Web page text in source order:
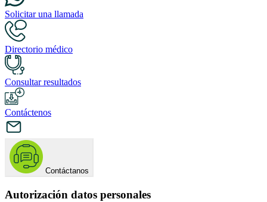
Solicitar una llamada
Directorio médico
Consultar resultados
Contáctenos
Contáctanos
Autorización datos personales